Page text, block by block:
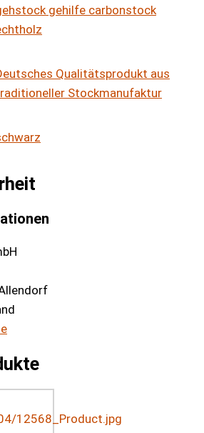
gehilfe carbonstock
Qualitätsprodukt aus
Stockmanufaktur